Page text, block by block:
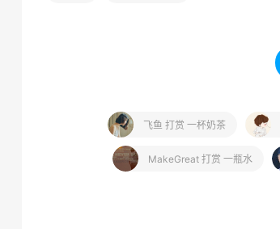
飞鱼 打赏 一杯奶茶
MakeGreat 打赏 一瓶水